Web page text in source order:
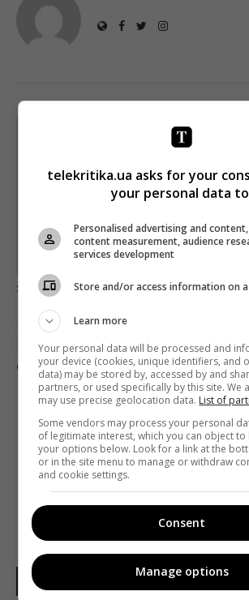
Щотижневий лист з
Підпишіться ще раз, якщо не отримуєте
Предоставлено SendPulse
загрузка...
Предыдущий пост
ОНЛАЙН-ЖУРНАЛ VECTOR
ЗЕЛЕНСКИЙ ДАСТ ПРЕСС-
ИТОГУ ГОДА
НОВОСТИ УКРАИНЫ
telekritika.ua asks for your
your personal data
Personalised advertising and
content measurement, audience
services development
Store and/or access information on
Learn more
Your personal data will be processed and
your device (cookies, unique identifiers, and
data) may be stored by, accessed by and
partners, or used specifically by this site. We
may use precise geolocation data. List of
Some vendors may process your personal
of legitimate interest, which you can object to
your options below. Look for a link at the
or in the site menu to manage or withdraw
and cookie settings.
Consent
Manage options